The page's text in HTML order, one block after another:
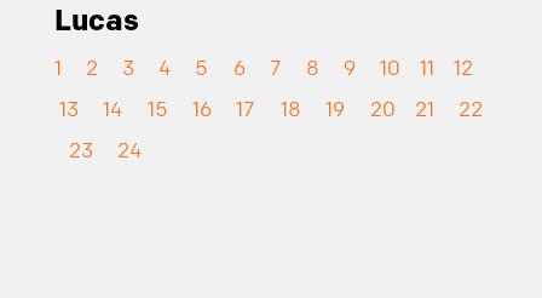
Lucas
1 2 3 4 5 6 7 8 9 10 11
12
13
14 15 16 17 18 19 20 21
22
23
24